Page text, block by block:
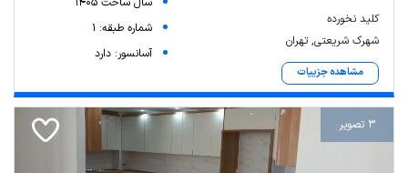
کلید نخورده
شهرک شریعتی, تهران
مشاهده جزییات
شماره طبقه: 1
آسانسور: دارد
3 تصویر